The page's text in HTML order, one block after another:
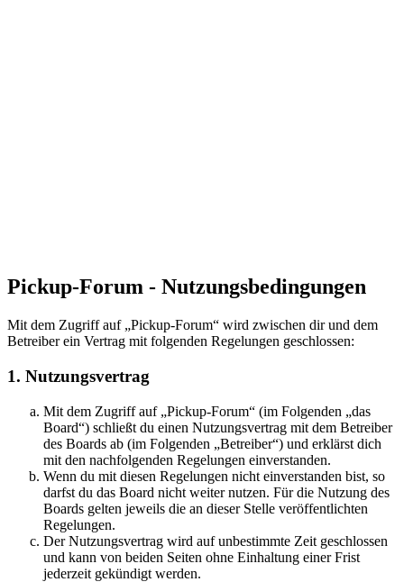
Pickup-Forum - Nutzungsbedingungen
Mit dem Zugriff auf „Pickup-Forum“ wird zwischen dir und dem
Betreiber ein Vertrag mit folgenden Regelungen geschlossen:
1. Nutzungsvertrag
Mit dem Zugriff auf „Pickup-Forum“ (im Folgenden „das
Board“) schließt du einen Nutzungsvertrag mit dem Betreiber
des Boards ab (im Folgenden „Betreiber“) und erklärst dich
mit den nachfolgenden Regelungen einverstanden.
Wenn du mit diesen Regelungen nicht einverstanden bist, so
darfst du das Board nicht weiter nutzen. Für die Nutzung des
Boards gelten jeweils die an dieser Stelle veröffentlichten
Regelungen.
Der Nutzungsvertrag wird auf unbestimmte Zeit geschlossen
und kann von beiden Seiten ohne Einhaltung einer Frist
jederzeit gekündigt werden.